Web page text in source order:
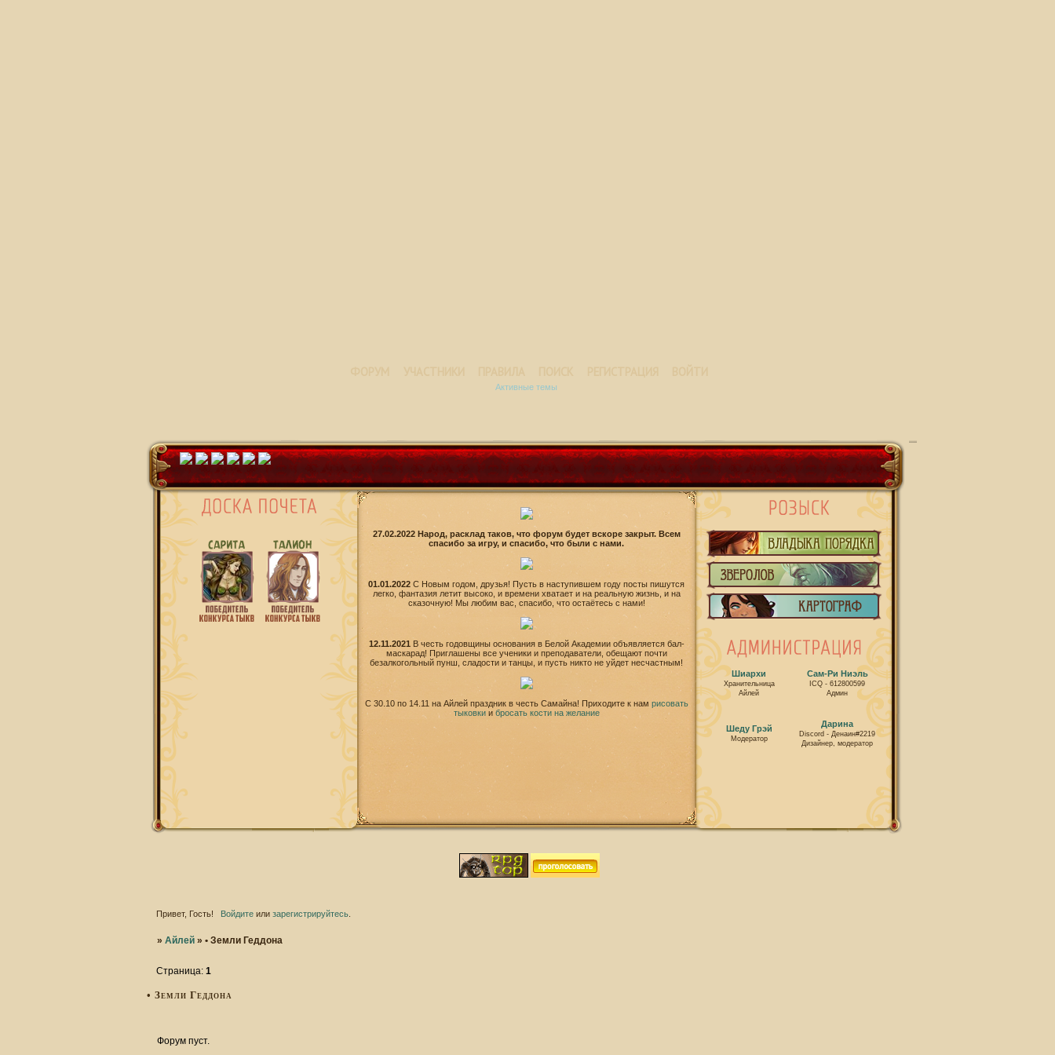
Активные темы
27.02.2022 Народ, расклад таков, что форум будет вскоре закрыт. Всем
спасибо за игру, и спасибо, что были с нами.
01.01.2022 С Новым годом, друзья! Пусть в наступившем году посты пишутся
легко, фантазия летит высоко, и времени хватает и на реальную жизнь, и на
сказочную! Мы любим вас, спасибо, что остаётесь с нами!
12.11.2021
В честь годовщины основания в Белой Академии объявляется бал-
маскарад! Приглашены все ученики и преподаватели, обещают почти
безалкогольный пунш, сладости и танцы, и пусть никто не уйдет несчастным!
С 30.10 по 14.11 на Айлей праздник в честь Самайна! Приходите к нам рисовать
тыковкии бросать кости на желание
Шиархи
Хранительница
Айлей
Сам-Ри Ниэль
ICQ - 612800599
Админ
Шеду Грэй
Модератор
Дарина
Discord - Денаин#2219
Дизайнер, модератор
Привет, Гость! Войдитеили зарегистрируйтесь.
»Айлей »• Земли Геддона
• Земли Геддона
Страница:1
Форум пуст.